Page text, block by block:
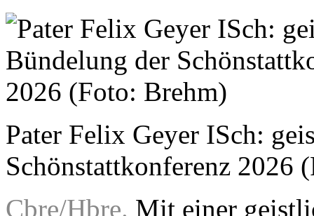
Pater Felix Geyer ISch:
Schönstattkonferenz 2026
Cbre/Hbre. Mit einer